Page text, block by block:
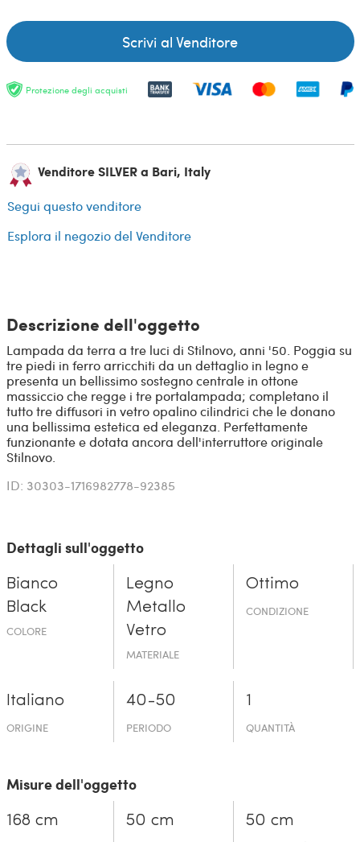
Scrivi al Venditore
Protezione degli acquisti
Venditore SILVER a Bari, Italy
Segui questo venditore
Esplora il negozio del Venditore
Descrizione dell'oggetto
Lampada da terra a tre luci di Stilnovo, anni '50. Poggia su
tre piedi in ferro arricchiti da un dettaglio in legno e
presenta un bellissimo sostegno centrale in ottone
massiccio che regge i tre portalampada; completano il
tutto tre diffusori in vetro opalino cilindrici che le donano
una bellissima estetica ed eleganza. Perfettamente
funzionante e dotata ancora dell'interruttore originale
Stilnovo.
ID: 30303-1716982778-92385
Dettagli sull'oggetto
Bianco
Black
COLORE
Legno
Metallo
Vetro
MATERIALE
Ottimo
CONDIZIONE
Italiano
ORIGINE
40-50
PERIODO
1
QUANTITÀ
Misure dell'oggetto
168 cm 50 cm 50 cm